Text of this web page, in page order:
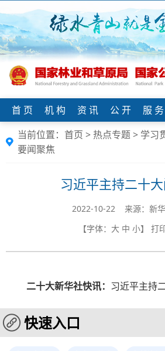
首 页 机 构 资 讯 公 开 服 务
当前位置： 首页 > 热点专题> 学习
要闻聚焦
习近平主持二十
2022-10-22 来源：新
【字体： 大 中 小】 打
二十大新华社快讯： 习近平主持
快速入口